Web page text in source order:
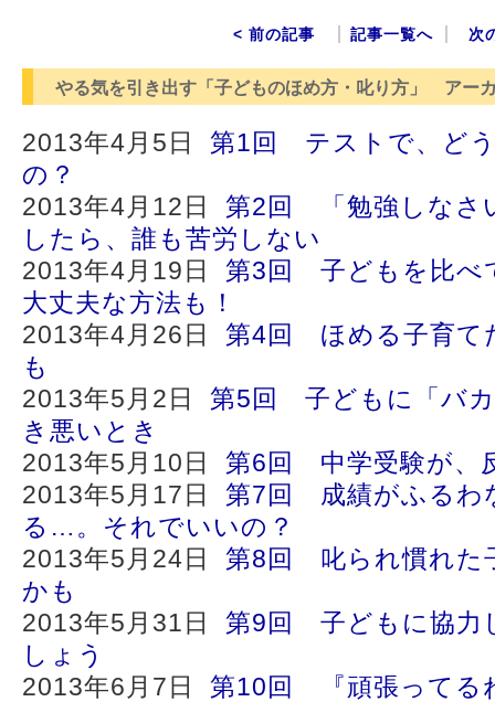
< 前の記事 記事一覧へ 次
やる気を引き出す「子どものほめ方・叱り方」 アー
2013年4月5日 第1回 テストで、ど
の？
2013年4月12日 第2回 「勉強しなさ
したら、誰も苦労しない
2013年4月19日 第3回 子どもを比べ
大丈夫な方法も！
2013年4月26日 第4回 ほめる子育て
も
2013年5月2日 第5回 子どもに「バ
き悪いとき
2013年5月10日 第6回 中学受験が、
2013年5月17日 第7回 成績がふるわ
る…。それでいいの？
2013年5月24日 第8回 叱られ慣れた
かも
2013年5月31日 第9回 子どもに協力
しょう
2013年6月7日 第10回 『頑張ってる